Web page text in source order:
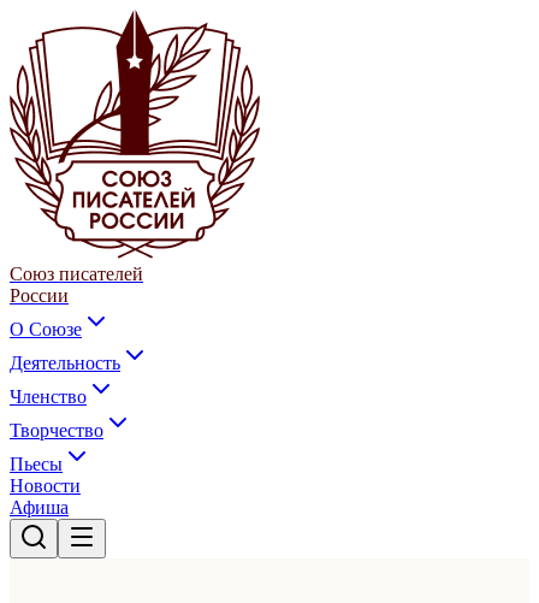
Союз писателей
России
О Союзе
Деятельность
Членство
Творчество
Пьесы
Новости
Афиша